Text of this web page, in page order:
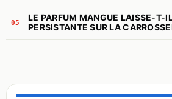
05
LE PARFUM MANGUE LAISSE-T-
PERSISTANTE SUR LA